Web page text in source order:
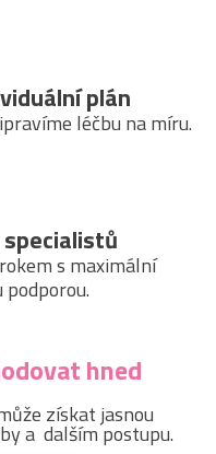
plán
léčbu na míru.
s maximální
hned
získat jasnou
a dalším postupu.